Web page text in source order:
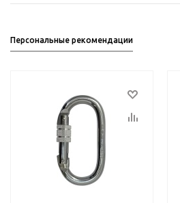
Персональные рекомендации